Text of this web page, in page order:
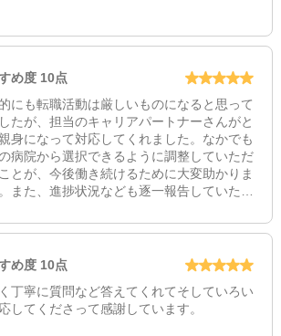
め度 10点
にも転職活動は厳しいものになると思って
たが、担当のキャリアパートナーさんがと
身になって対応してくれました。なかでも
病院から選択できるように調整していただ
とが、今後働き続けるために大変助かりま
また、進捗状況なども逐一報告していただ
。キャリアパートナーさんのご尽力で自分
ございました！
と思いますし、私自身何かあったときはま
リアパートナーさんに相談したいと思って
め度 10点
丁寧に質問など答えてくれてそしていろい
してくださって感謝しています。